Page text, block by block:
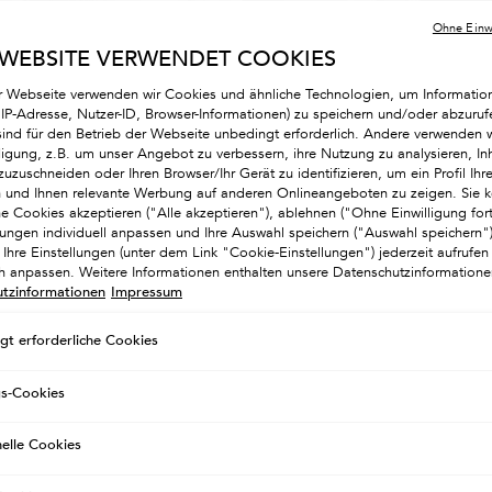
Produkte zur
zu begeistern, die ihr Haar aufhellen wollen. Es
anspruchsvoll als eine einfache Färbung
ist unübertroffen, wenn es darum geht, graue
Einzige Einschränkung: Es muss
können. Welche Produkte werden verwendet,
Lupe.
für die Pflege von
VERWENDET COOKIES
Webseite verwenden wir Cookies und ähnliche Technologien, um
Adresse, Nutzer-ID, Browser-Informationen) zu speichern und/oder
für den Betrieb der Webseite unbedingt erforderlich. Andere verwenden
z.B. um unser Angebot zu verbessern, ihre Nutzung zu analysieren,
oder Ihren Browser/Ihr Gerät zu identifizieren, um ein Profil
und Ihnen relevante Werbung auf anderen Onlineangeboten zu zeigen. Sie
Cookies akzeptieren ("Alle akzeptieren"), ablehnen ("Ohne Einwilligung
individuell anpassen und Ihre Auswahl speichern ("Auswahl
Ihre Einstellungen (unter dem Link "Cookie-Einstellungen") jederzeit
anpassen. Weitere Informationen enthalten unsere
Impressum
erforderliche Cookies
Cookies
Cookies
Ohne